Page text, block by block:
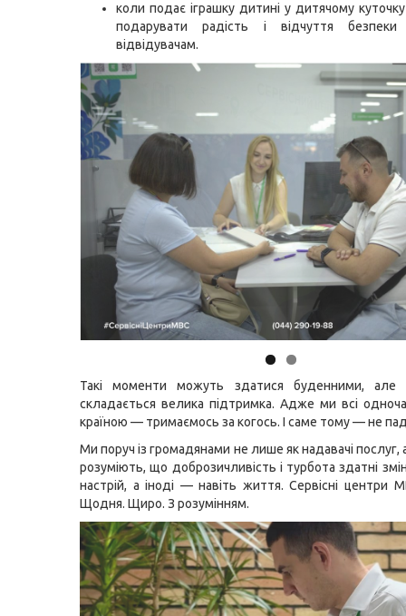
коли подає іграшку дитині у дитячому
подарувати радість і відчуття
відвідувачам.
Такі моменти можуть здатися буденними,
складається велика підтримка. Адже ми всі
країною — тримаємось за когось. І саме тому — не
Ми поруч із громадянами не лише як надавачі послуг,
розуміють, що доброзичливість і турбота здатні
настрій, а іноді — навіть життя. Сервісні центри
Щодня. Щиро. З розумінням.